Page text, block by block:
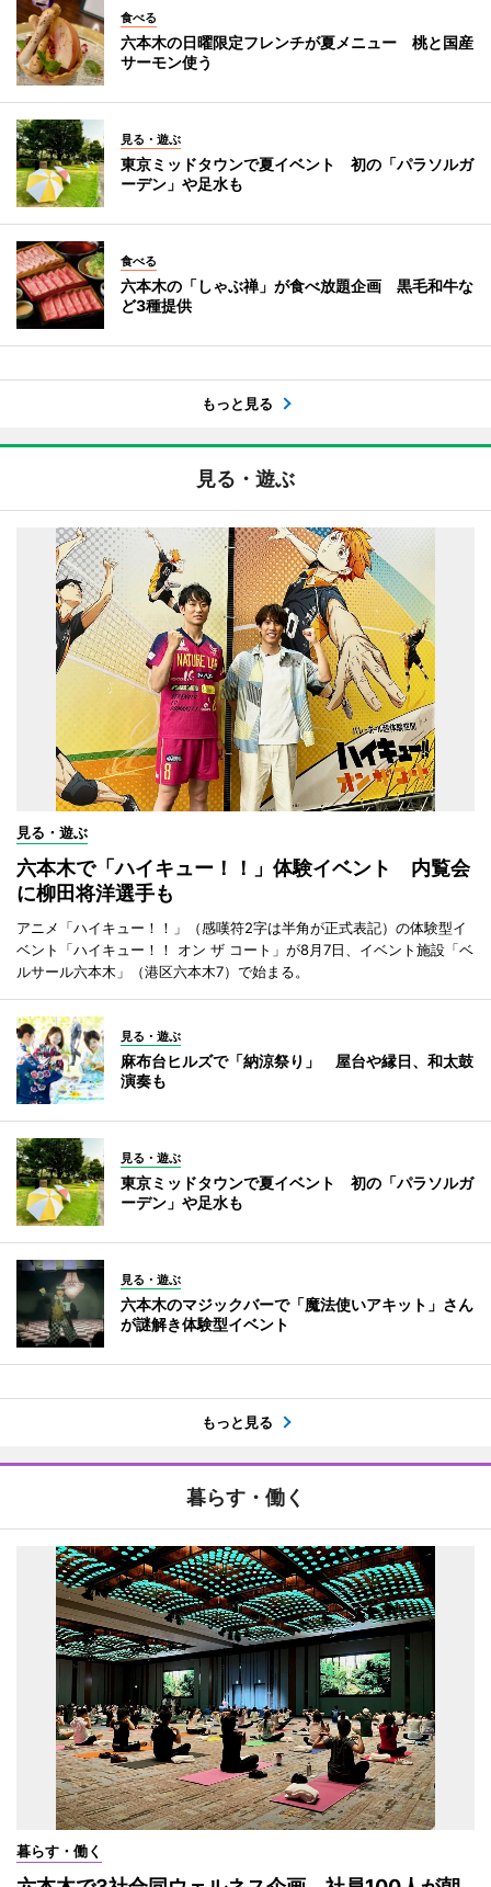
食べる
六本木の日曜限定フレンチが夏メニュー 桃と国産
サーモン使う
見る・遊ぶ
東京ミッドタウンで夏イベント 初の「パラソルガ
ーデン」や足水も
食べる
六本木の「しゃぶ禅」が食べ放題企画 黒毛和牛な
ど3種提供
もっと見る
見る・遊ぶ
見る・遊ぶ
六本木で「ハイキュー！！」体験イベント 内覧会
に柳田将洋選手も
アニメ「ハイキュー！！」（感嘆符2字は半角が正式表記）の体験型イ
ベント「ハイキュー！！ オン ザ コート」が8月7日、イベント施設「ベ
ルサール六本木」（港区六本木7）で始まる。
見る・遊ぶ
麻布台ヒルズで「納涼祭り」 屋台や縁日、和太鼓
演奏も
見る・遊ぶ
東京ミッドタウンで夏イベント 初の「パラソルガ
ーデン」や足水も
見る・遊ぶ
六本木のマジックバーで「魔法使いアキット」さん
が謎解き体験型イベント
もっと見る
暮らす・働く
暮らす・働く